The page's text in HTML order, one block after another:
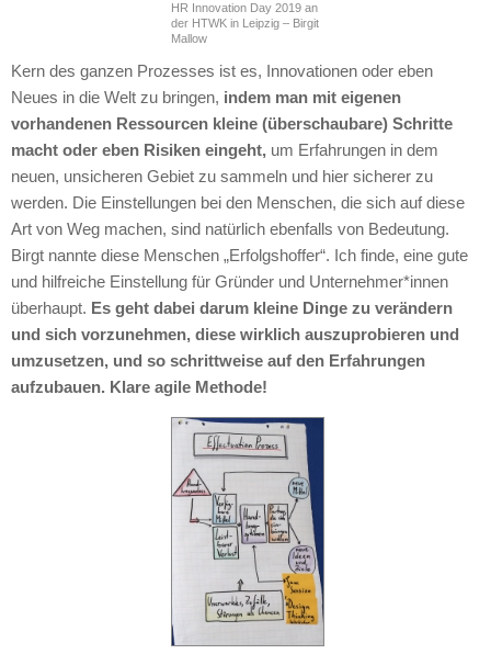
HR Innovation Day 2019 an
der HTWK in Leipzig – Birgit
Mallow
Kern des ganzen Prozesses ist es, Innovationen oder eben
Neues in die Welt zu bringen, indem man mit eigenen
vorhandenen Ressourcen kleine (überschaubare) Schritte
macht oder eben Risiken eingeht,um Erfahrungen in dem
neuen, unsicheren Gebiet zu sammeln und hier sicherer zu
werden. Die Einstellungen bei den Menschen, die sich auf diese
Art von Weg machen, sind natürlich ebenfalls von Bedeutung.
Birgt nannte diese Menschen „Erfolgshoffer“. Ich finde, eine gute
und hilfreiche Einstellung für Gründer und Unternehmer*innen
überhaupt. Es geht dabei darum kleine Dinge zu verändern
und sich vorzunehmen, diese wirklich auszuprobieren und
umzusetzen, und so schrittweise auf den Erfahrungen
aufzubauen. Klare agile Methode!